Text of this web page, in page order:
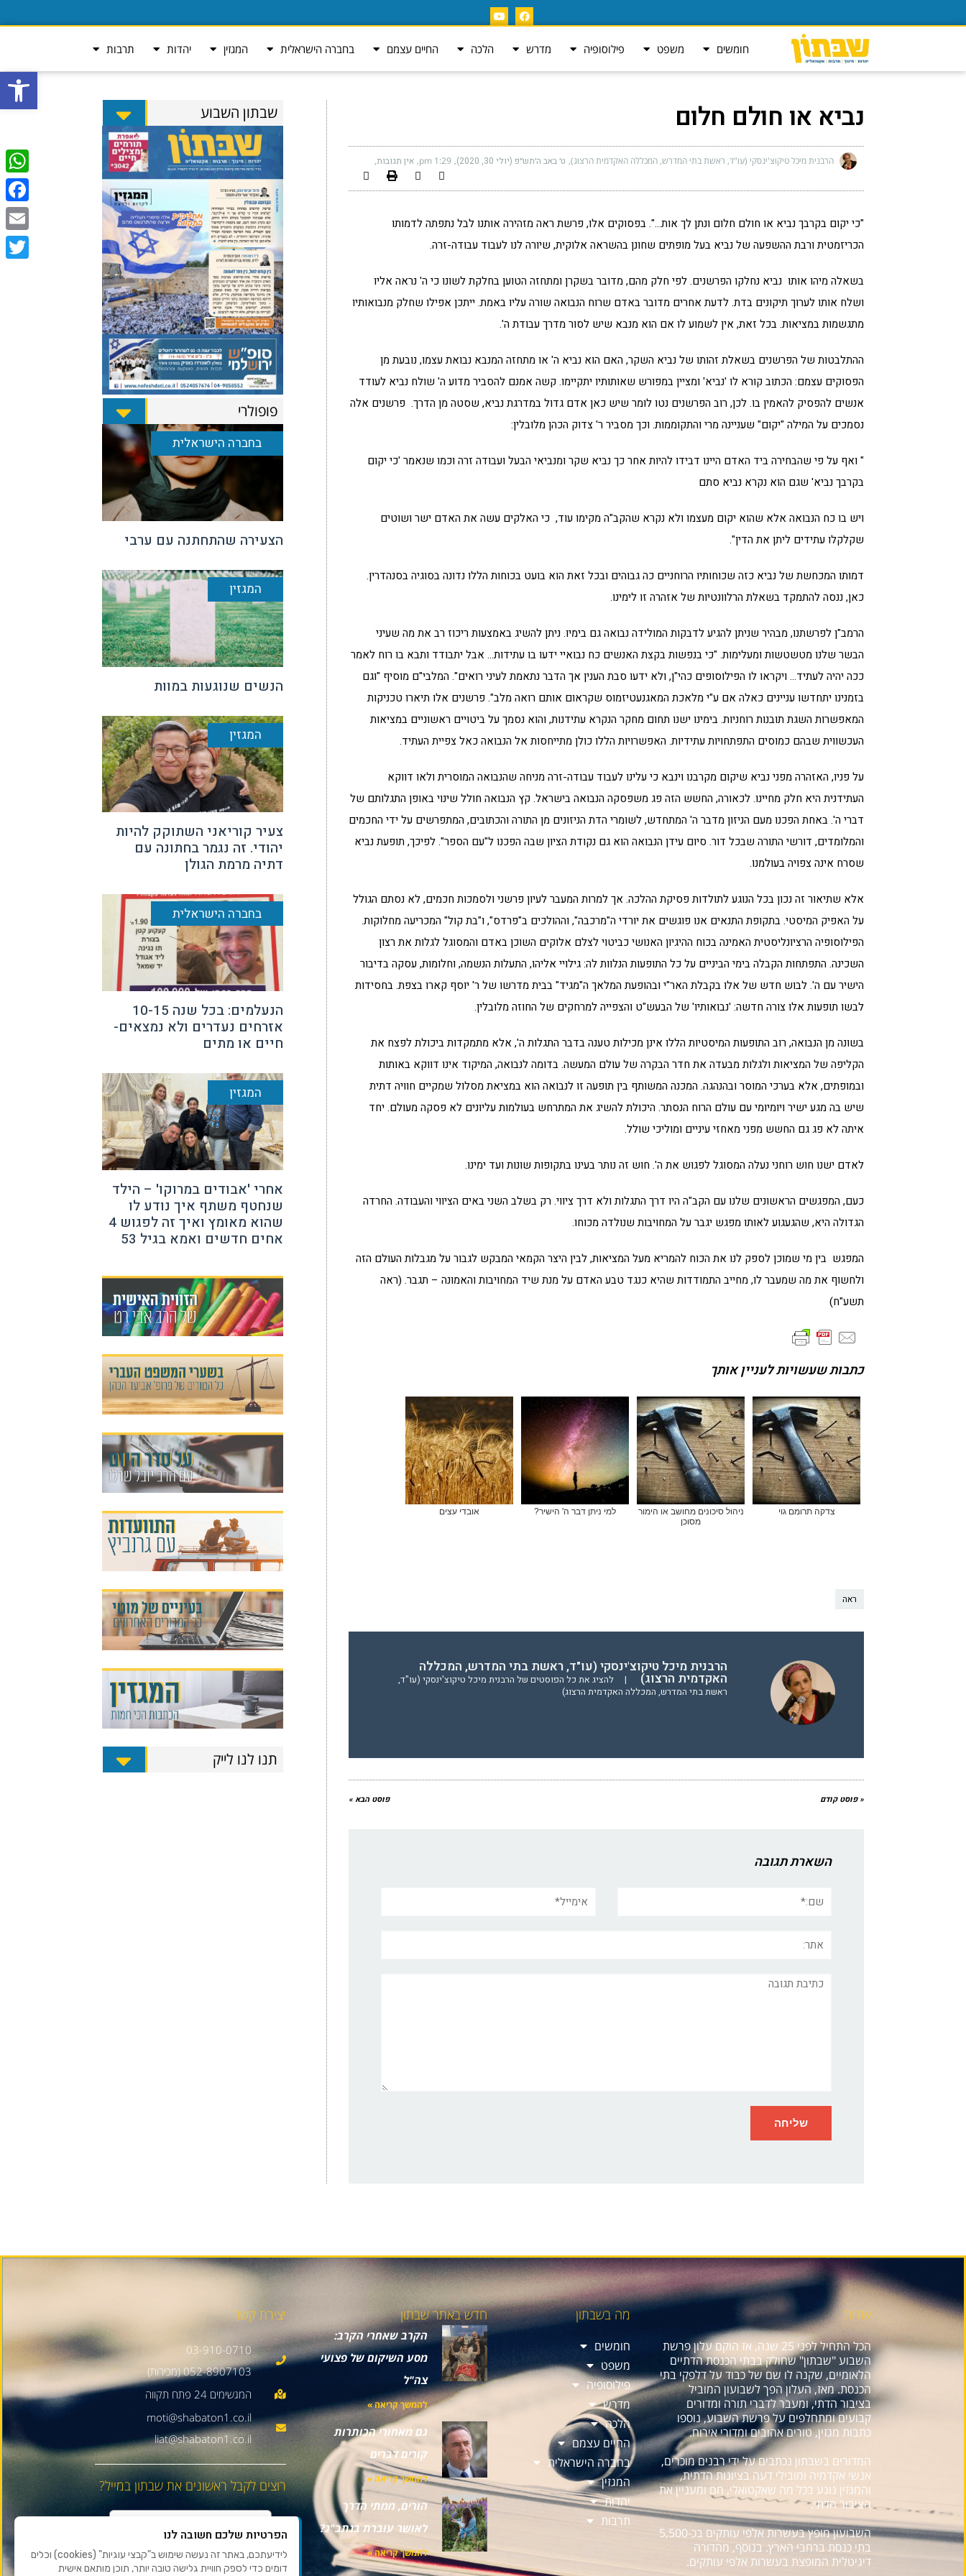
פתח
חומשים משפט פילוסופיה מדרש הלכה החיים עצמם בחברה הישראלית המגזין יהדות תרבות
נביא או חולם חלום
הרבנית מיכל טיקוצ'ינסקי (עו"ד, ראשת בתי המדרש, המכללה האקדמית הרצוג) ט׳ באב ה׳תש״פ (יולי 30, 2020) 1:29 pm אין תגובות
"כי יקום בקרבך נביא או חולם חלום ונתן לך אות…". בפסוקים אלו, פרשת ראה מזהירה אותנו לבל נתפתה לדמותו
הכריזמטית ורבת ההשפעה של נביא בעל מופתים שחונן בהשראה אלוקית, שיורה לנו לעבוד עבודה-זרה.
בשאלה מיהו אותו נביא נחלקו הפרשנים. לפי חלק מהם, מדובר בשקרן ומתחזה הטוען בחלקת לשונו כי ה' נראה אליו
ושלח אותו לערוך תיקונים בדת. לדעת אחרים מדובר באדם שרוח הנבואה שורה עליו באמת. ייתכן אפילו שחלק מנבואותיו
מתגשמות במציאות. בכל זאת, אין לשמוע לו אם הוא מנבא שיש לסור מדרך עבודת ה'.
ההתלבטות של הפרשנים בשאלת זהותו של נביא השקר, האם הוא נביא ה' או מתחזה המנבא נבואת עצמו, נובעת מן
הפסוקים עצמם: הכתוב קורא לו 'נביא' ומציין במפורש שאותותיו יתקיימו. קשה אמנם להסביר מדוע ה' שולח נביא לעודד
אנשים להפסיק להאמין בו. לכן, רוב הפרשנים נטו לומר שיש כאן אדם גדול במדרגת נביא, שסטה מן הדרך. פרשנים אלה
נסמכים על המילה "יקום" שעניינה מרי והתקוממות. וכך מסביר ר' צדוק הכהן מלובלין:
" ואף על פי שהבחירה ביד האדם היינו דבידו להיות אחר כך נביא שקר ומנביאי הבעל ועבודה זרה וכמו שנאמר 'כי יקום
בקרבך נביא' שגם הוא נקרא נביא סתם
ויש בו כח הנבואה אלא שהוא יקום מעצמו ולא נקרא שהקב"ה מקימו עוד, כי האלקים עשה את האדם ישר ושוטים
שקלקלו עתידים ליתן את הדין".
דמותו המכחשת של נביא כזה שכוחותיו הרוחניים כה גבוהים ובכל זאת הוא בועט בכוחות הללו נדונה בסוגיה בסנהדרין.
כאן, ננסה להתמקד בשאלת הרלוונטיות של אזהרה זו לימינו.
הרמב"ן לפרשתנו, מבהיר שניתן להגיע לדבקות המולידה נבואה גם בימיו. ניתן להשיג באמצעות ריכוז רב את מה שעיני
הבשר שלנו מטשטשות ומעלימות. "כי בנפשות בקצת האנשים כח נבואיי ידעו בו עתידות… אבל יתבודד ותבא בו רוח לאמר
ככה יהיה לעתיד… ויקראו לו הפילוסופים כהי"ן, ולא ידעו סבת הענין אך הדבר נתאמת לעיני רואים". המלבי"ם מוסיף "וגם
בזמנינו יתחדשו עניינים כאלה אם ע"י מלאכת המאגנעטיזמוס שקראום אותם רואה מלב". פרשנים אלו תיארו טכניקות
המאפשרות השגת תובנות רוחניות. בימינו ישנו תחום מחקר הנקרא עתידנות, והוא נסמך על ביטויים ראשוניים במציאות
העכשווית שבהם כמוסים התפתחויות עתידיות. האפשרויות הללו כולן מתייחסות אל הנבואה כאל צפיית העתיד.
על פניו, האזהרה מפני נביא שיקום מקרבנו וינבא כי עלינו לעבוד עבודה-זרה מניחה שהנבואה המוסרית ולאו דווקא
העתידנית היא חלק מחיינו. לכאורה, החשש הזה פג משפסקה הנבואה בישראל. קץ הנבואה חולל שינוי באופן התגלותם של
דברי ה'. באחת הפכנו מעם הניזון מדבר ה' המתחדש, לשומרי הדת הניזונים מן התורה והכתובים, המתפרשים על ידי החכמים
והמלומדים, דורשי התורה שבכל דור. סיום עידן הנבואה הוא גם נקודת הציון שבה הפכנו ל"עם הספר". לפיכך, תופעת נביא
שסרח אינה צפויה בעולמנו.
אלא שתיאור זה נכון בכל הנוגע לתולדות פסיקת ההלכה. אך למרות המעבר לעיון פרשני ולסמכות חכמים, לא נסתם הגולל
על האפיק המיסטי. בתקופת התנאים אנו פוגשים את יורדי ה"מרכבה", וההולכים ב"פרדס", ו"בת קול" המכריעה מחלוקות.
הפילוסופיה הרציונליסטית האמינה בכוח ההיגיון האנושי כביטוי לצלם אלוקים השוכן באדם והמסוגל לגלות את רצון
השכינה. התפתחות הקבלה בימי הביניים על כל התופעות הנלוות לה: גילויי אליהו, התעלות הנשמה, וחלומות, עסקה בדיבור
הישיר עם ה'. לבוש חדש של אלו בקבלת האר"י ובהופעת המלאך ה"מגיד" בבית מדרשו של ר' יוסף קארו בצפת. בחסידות
לבשו תופעות אלו צורה חדשה: 'נבואותיו' של הבעש"ט והצפייה למרחקים של החוזה מלובלין.
בשונה מן הנבואה, רוב התופעות המיסטיות הללו אינן מכילות טענה בדבר התגלות ה', אלא מתמקדות ביכולת לפצח את
הקליפה של המציאות ולגלות מבעדה את חדר הבקרה של עולם המעשה. בדומה לנבואה, המיקוד אינו דווקא באותות
ובמופתים, אלא בערכי המוסר ובהנהגה. המכנה המשותף בין תופעה זו לנבואה הוא במציאת מסלול שמקיים חוויה דתית
שיש בה מגע ישיר ויומיומי עם עולם הרוח הנסתר. היכולת להשיג את המתרחש בעולמות עליונים לא פסקה מעולם. יחד
איתה לא פג גם החשש מפני מאחזי עיניים ומוליכי שולל.
לאדם ישנו חוש רוחני נעלה המסוגל לפגוש את ה'. חוש זה נותר בעינו בתקופות שונות ועד ימינו.
כעם, המפגשים הראשונים שלנו עם הקב"ה היו דרך התגלות ולא דרך ציווי. רק בשלב השני באים הציווי והעבודה. החרדה
הגדולה היא, שהגעגוע לאותו מפגש יגבר על המחויבות שנולדה מכוחו.
המפגש בין מי שמוכן לספק לנו את הכוח להמריא מעל המציאות, לבין היצר הקמאי המבקש לגבור על מגבלות העולם הזה
ולחשוף את מה שמעבר לו, מחייב התמודדות שהיא כנגד טבע האדם על מנת שיד המחויבות והאמונה – תגבר. (ראה
תשע"ח)
כתבות שעשויות לעניין אותך
צדקה תרומם גוי
ניהול סיכונים מחושב או הימור
מסוכן
למי ניתן דבר ה' הישיר? אובדי עצים
ראה
הרבנית מיכל טיקוצ'ינסקי (עו"ד, ראשת בתי המדרש, המכללה
האקדמית הרצוג) |
להציג את כל הפוסטים של הרבנית מיכל טיקוצ'ינסקי (עו"ד,
ראשת בתי המדרש, המכללה האקדמית הרצוג)
« פוסט קודם פוסט הבא »
השארת תגובה
תגובה
שבתון השבוע
פופולרי
בחברה הישראלית
הצעירה שהתחתנה עם ערבי
המגזין
הנשים שנוגעות במוות
המגזין
צעיר קוריאני השתוקק להיות
יהודי. זה נגמר בחתונה עם
דתיה מרמת הגולן
בחברה הישראלית
הנעלמים: בכל שנה 10-15
אזרחים נעדרים ולא נמצאים-
חיים או מתים
המגזין
אחרי 'אבודים במרוקו' – הילד
שנחטף משתף איך נודע לו
שהוא מאומץ ואיך זה לפגוש 4
אחים חדשים ואמא בגיל 53
תנו לנו לייק
אודות
הכל התחיל לפני 25 שנה, אז הוקם עלון פרשת
השבוע "שבתון" שחולק בבתי הכנסת הדתיים
הלאומיים, שקנה לו שם של כבוד על דלפקי בתי
הכנסת. מאז, העלון הפך לשבועון המוביל
בציבור הדתי, ומעבר לדברי תורה ומדורים
קבועים ומתחלפים על פרשת השבוע, נוספו
כתבות מגזין, טורים אהובים ומדורי אירוח.
המדורים בשבתון נכתבים על ידי רבנים מוכרים,
אנשי אקדמיה ומובילי דעה בציונות הדתית,
והמגזין נוגע בכל מה שאקטואלי, חם ומעניין את
הציבור הדתי.
השבועון מופץ בעשרות אלפי עותקים בכ-5,500
בתי כנסת ברחבי הארץ. בנוסף, מהדורה
דיגיטלית המופצת בעשרות אלפי עותקים.
מה בשבתון
חומשים
משפט
פילוסופיה
מדרש
הלכה
החיים עצמם
בחברה הישראלית
המגזין
יהדות
תרבות
חדש באתר שבתון
הקרב שאחרי הקרב:
מסע השיקום של פצועי
צה"ל
להמשך קריאה »
גם מאחורי הכותרות
קורים דברים
להמשך קריאה »
הורים, ממתי הדרך
לאושר עוברת בנתב"ג?
להמשך קריאה »
יצירת קשר
03-910-0710
052-8907103 (מכירות)
moti@shabaton1.co.il
liat@shabaton1.co.il
רוצים לקבל ראשונים את שבתון במייל?
Email
הפרטיות שלכם חשובה לנו
לידיעתכם, באתר זה נעשה שימוש ב"קבצי עוגיות" (cookies) וכלים
דומים כדי לספק חוויית גלישה טובה יותר, תוכן מותאם אישית